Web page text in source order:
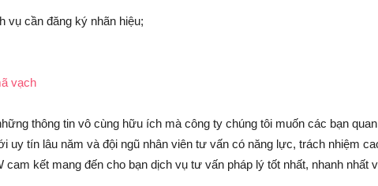
vụ cần đăng ký nhãn hiệu;
vạch
thông tin vô cùng hữu ích mà công ty chúng tôi muốn các bạn
uy tín lâu năm và đội ngũ nhân viên tư vấn có năng lực, trách nhiệm
cam kết mang đến cho bạn dịch vụ tư vấn pháp lý tốt nhất, nhanh nhất